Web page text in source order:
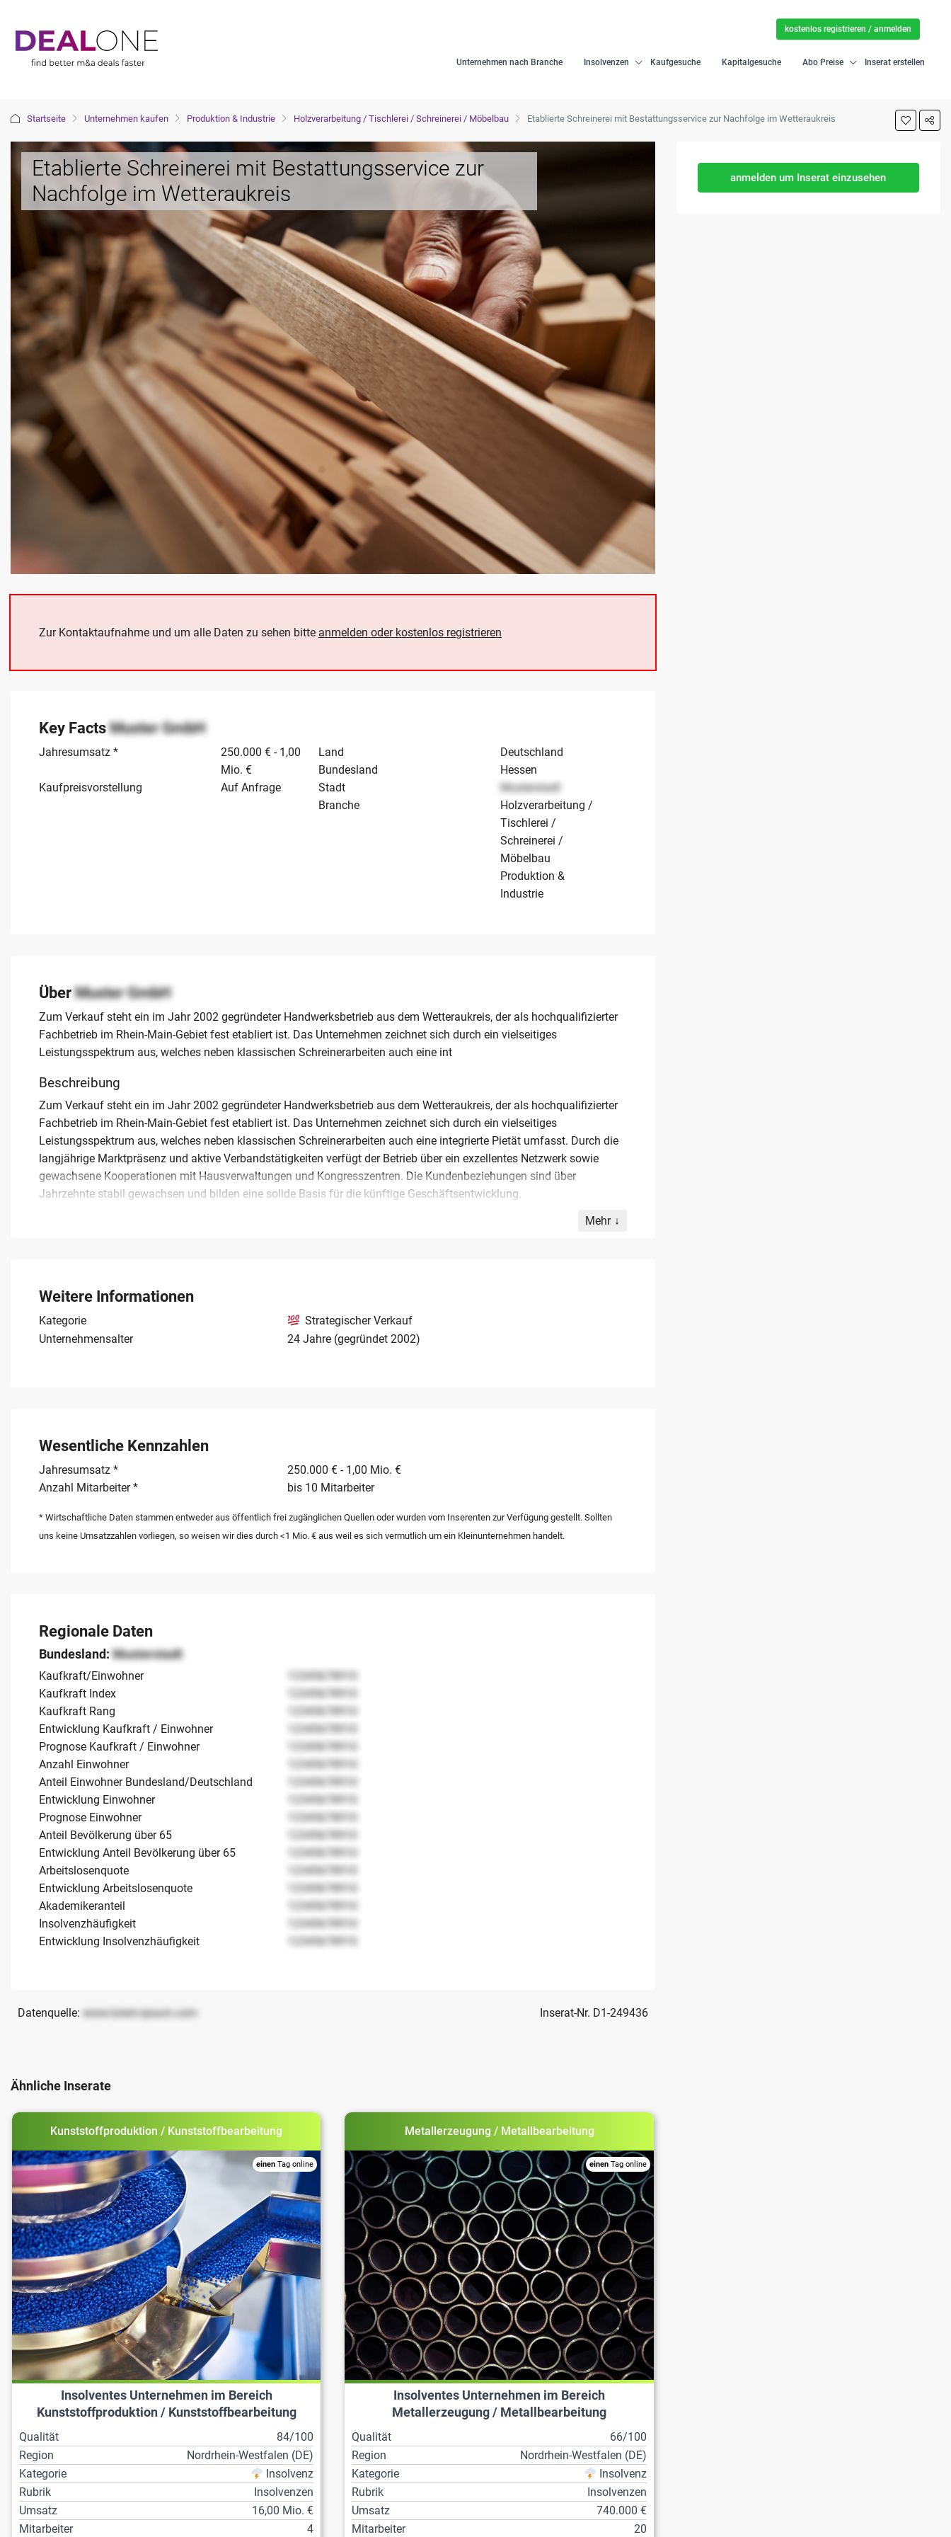
Unternehmen nach Branche Insolvenzen Kaufgesuche Kapitalgesuche Abo Preise Inserat erstellen
kostenlos registrieren / anmelden
Startseite Unternehmen kaufen Produktion & Industrie Holzverarbeitung / Tischlerei / Schreinerei / Möbelbau Etablierte Schreinerei mit Bestattungsservice zur Nachfolge im Wetteraukreis
Etablierte Schreinerei mit Bestattungsservice zur
Nachfolge im Wetteraukreis
Zur Kontaktaufnahme und um alle Daten zu sehen bitte anmelden oder kostenlos registrieren
Key FactsMuster GmbH
Jahresumsatz *
250.000 € - 1,00
Mio. €
Kaufpreisvorstellung
Auf Anfrage
Land
Deutschland
Bundesland
Hessen
Stadt
Musterstadt
Branche
Holzverarbeitung /
Tischlerei /
Schreinerei /
Möbelbau
Produktion &
Industrie
ÜberMuster GmbH
Zum Verkauf steht ein im Jahr 2002 gegründeter Handwerksbetrieb aus dem Wetteraukreis, der als hochqualifizierter
Fachbetrieb im Rhein-Main-Gebiet fest etabliert ist. Das Unternehmen zeichnet sich durch ein vielseitiges
Leistungsspektrum aus, welches neben klassischen Schreinerarbeiten auch eine int
Beschreibung
Zum Verkauf steht ein im Jahr 2002 gegründeter Handwerksbetrieb aus dem Wetteraukreis, der als hochqualifizierter
Fachbetrieb im Rhein-Main-Gebiet fest etabliert ist. Das Unternehmen zeichnet sich durch ein vielseitiges
Leistungsspektrum aus, welches neben klassischen Schreinerarbeiten auch eine integrierte Pietät umfasst. Durch die
langjährige Marktpräsenz und aktive Verbandstätigkeiten verfügt der Betrieb über ein exzellentes Netzwerk sowie
gewachsene Kooperationen mit Hausverwaltungen und Kongresszentren. Die Kundenbeziehungen sind über
Jahrzehnte stabil gewachsen und bilden eine solide Basis für die künftige Geschäftsentwicklung.
Der inhabergeführte Betrieb wird im Rahmen eines Asset Deals veräußert. Als zertifizierter Ausbildungsbetrieb legt das
Lage in Hessen bietet einem Nachfolger hervorragende Übernahmebedingungen in einem stabilen Marktumfeld.
Mehr
Weitere Informationen
Kategorie
Strategischer Verkauf
Unternehmensalter
24 Jahre (gegründet 2002)
Wesentliche Kennzahlen
Jahresumsatz *
250.000 € - 1,00 Mio. €
Anzahl Mitarbeiter *
bis 10 Mitarbeiter
* Wirtschaftliche Daten stammen entweder aus öffentlich frei zugänglichen Quellen oder wurden vom Inserenten zur Verfügung gestellt. Sollten
uns keine Umsatzzahlen vorliegen, so weisen wir dies durch <1 Mio. € aus weil es sich vermutlich um ein Kleinunternehmen handelt.
Regionale Daten
Bundesland:Musterstadt
Kaufkraft/Einwohner
12345678910
Kaufkraft Index
12345678910
Kaufkraft Rang
12345678910
Entwicklung Kaufkraft / Einwohner
12345678910
Prognose Kaufkraft / Einwohner
12345678910
Anzahl Einwohner
12345678910
Anteil Einwohner Bundesland/Deutschland
12345678910
Entwicklung Einwohner
12345678910
Prognose Einwohner
12345678910
Anteil Bevölkerung über 65
12345678910
Entwicklung Anteil Bevölkerung über 65
12345678910
Arbeitslosenquote
12345678910
Entwicklung Arbeitslosenquote
12345678910
Akademikeranteil
12345678910
Insolvenzhäufigkeit
12345678910
Entwicklung Insolvenzhäufigkeit
12345678910
Datenquelle: www.lorem-ipsum.com Inserat-Nr. D1-249436
Ähnliche Inserate
Kunststoffproduktion / Kunststoffbearbeitung
einen Tag online
Insolventes Unternehmen im Bereich
Kunststoffproduktion / Kunststoffbearbeitung
Qualität
84/100
Region
Nordrhein-Westfalen (DE)
Kategorie
Insolvenz
Rubrik
Insolvenzen
Umsatz
16,00 Mio. €
Mitarbeiter
4
Metallerzeugung / Metallbearbeitung
einenTag online
Insolventes Unternehmen im Bereich
Metallerzeugung / Metallbearbeitung
Qualität
66/100
Region
Nordrhein-Westfalen (DE)
Kategorie
Insolvenz
Rubrik
Insolvenzen
Umsatz
740.000 €
Mitarbeiter
20
anmelden um Inserat einzusehen